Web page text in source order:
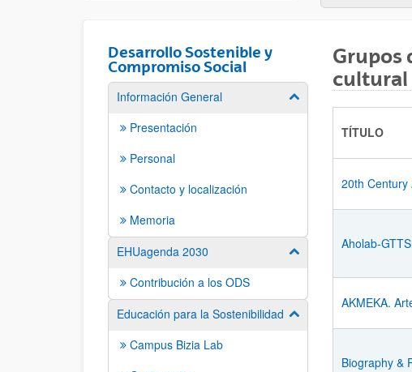
Desarrollo Sostenible y
Compromiso Social
Información General Mostrar/ocultar
Presentación
Personal
Contacto y localización
Memoria
EHUagenda 2030
Mostrar/ocultar
Contribución a los ODS
Educación para la Sostenibilidad
Mostrar/ocultar
Campus Bizia Lab
Grupos
cultural
TÍTULO
20th Century
Aholab-
AKMEKA.
Biography &